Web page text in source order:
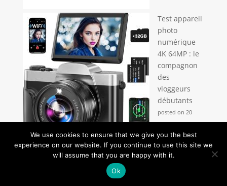
Test appareil
photo
numérique
4K 64MP : le
compagnon
des
vloggeurs
débutants
posted on 20
octobre 2025
Test de
l’imprimante
We use cookies to ensure that we give you the best
experience on our website. If you continue to use this site we
will assume that you are happy with it.
Ok